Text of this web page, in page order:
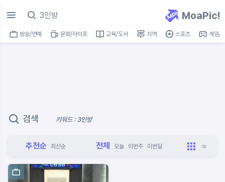
MoaPic!
방송/연예 문화/라이프 교육/도서 지역 스포츠 게임/
검색 키워드 : 3인방
추천순 최신순 전체 오늘 이번주 이번달